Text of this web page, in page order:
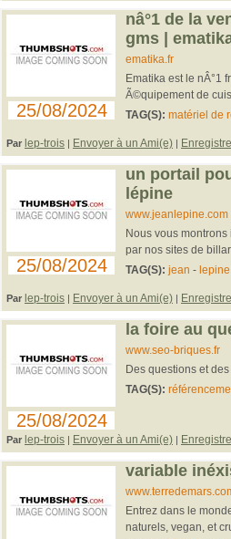
25/08/2024
nâ°1 de la
gms |
ematika.fr
Ematika est le nÂ°1
Ã©quipement de
TAG(S): matériel de
Par lep-trois | Envoyer à un Ami(e) |
25/08/2024
un portail
lépine
www.jeanlepine.com
Nous vous
par nos sites de
TAG(S): jean - lepine
Par lep-trois | Envoyer à un Ami(e) |
25/08/2024
la foire au
www.seo-briques.fr
Des questions et
TAG(S):
Par lep-trois | Envoyer à un Ami(e) |
variable
Entrez dans le
naturels, vegan, et